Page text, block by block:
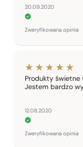
20.09.2020
Zweryfikowana opinia
Produkty świetne
Jestem bardzo
12.08.2020
Zweryfikowana opinia